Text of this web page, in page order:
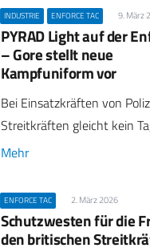
INDUSTRIE ENFORCE TAC 9. März
PYRAD Light auf der
– Gore stellt neue
Kampfuniform vor
Bei Einsatzkräften von
Streitkräften gleicht kein
Mehr
ENFORCE TAC 2. März 2026
Schutzwesten für die
den britischen